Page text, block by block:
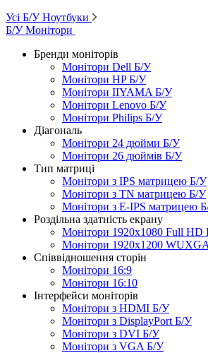
Усі Б/У Ноутбуки
Б/У Монітори
Бренди моніторів
Монітори Dell Б/У
Монітори HP Б/У
Монітори IIYAMA Б/У
Монітори Lenovo Б/У
Монітори Philips Б/У
Діагональ
Монітори 24 дюйми Б/У
Монітори 26 дюймів Б/У
Тип матриці
Монітори з IPS матрицею Б/У
Монітори з TN матрицею Б/У
Монітори з E-IPS матрицею
Роздільна здатність екрану
Монітори 1920x1080 Full HD
Монітори 1920x1200
Співвідношення сторін
Монітори 16:9
Монітори 16:10
Інтерфейси моніторів
Монітори з HDMI Б/У
Монітори з DisplayPort Б/У
Монітори з DVI Б/У
Монітори з VGA Б/У